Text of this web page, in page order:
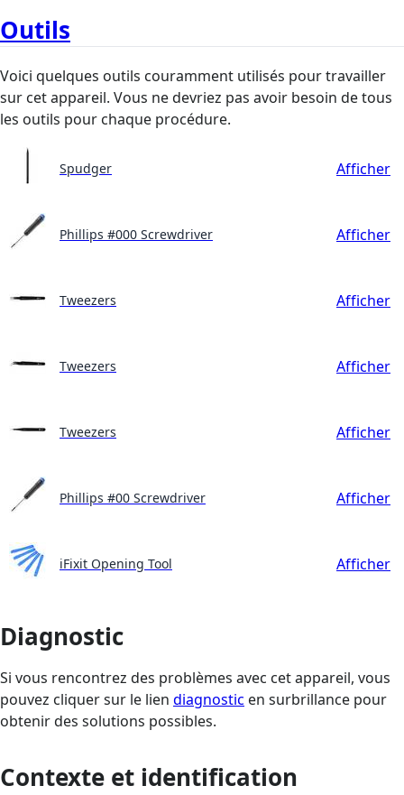
Outils
Voici quelques outils couramment utilisés pour travailler
sur cet appareil. Vous ne devriez pas avoir besoin de tous
les outils pour chaque procédure.
Spudger Afficher
Phillips #000 Screwdriver Afficher
Tweezers Afficher
Tweezers Afficher
Tweezers Afficher
Phillips #00 Screwdriver Afficher
iFixit Opening Tool Afficher
Diagnostic
Si vous rencontrez des problèmes avec cet appareil, vous
pouvez cliquer sur le lien diagnostic en surbrillance pour
obtenir des solutions possibles.
Contexte et identification